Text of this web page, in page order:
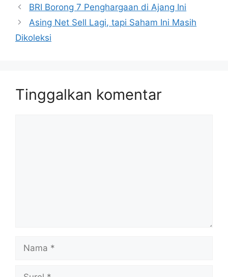
BRI Borong 7 Penghargaan di Ajang Ini
Asing Net Sell Lagi, tapi Saham Ini Masih
Dikoleksi
Tinggalkan komentar
Nama
Surel